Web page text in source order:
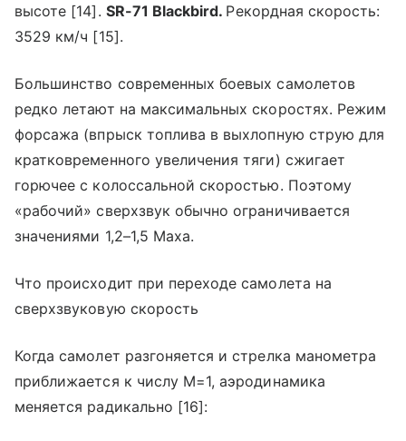
высоте [14]. SR-71 Blackbird. Рекордная скорость:
3529 км/ч [15].
Большинство современных боевых самолетов
редко летают на максимальных скоростях. Режим
форсажа (впрыск топлива в выхлопную струю для
кратковременного увеличения тяги) сжигает
горючее с колоссальной скоростью. Поэтому
«рабочий» сверхзвук обычно ограничивается
значениями 1,2–1,5 Маха.
Что происходит при переходе самолета на
сверхзвуковую скорость
Когда самолет разгоняется и стрелка манометра
приближается к числу М=1, аэродинамика
меняется радикально [16]: